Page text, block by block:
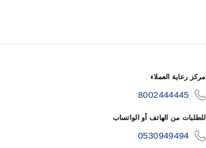
مركز رعاية العملاء
8002444445
للطلبات من الهاتف أو الواتساب
0530949494